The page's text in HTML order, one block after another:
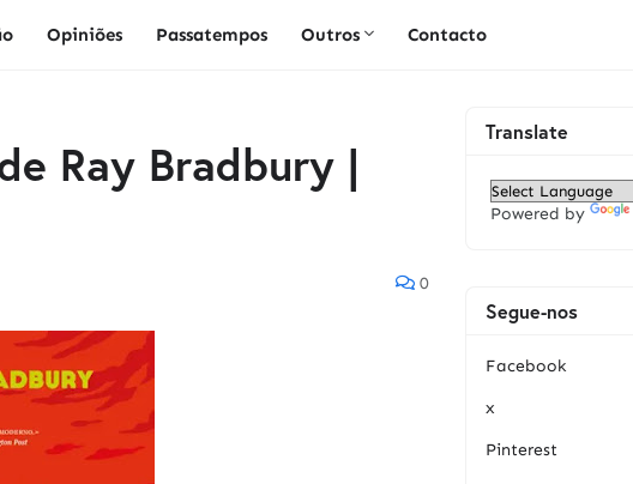
Opiniões Passatempos Outros Contacto
Ray Bradbury |
0
Translate
Powered by
Segue-nos
Facebook
x
Pinterest